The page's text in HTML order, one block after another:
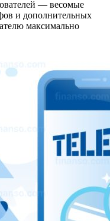
— весомые
и дополнительных
максимально